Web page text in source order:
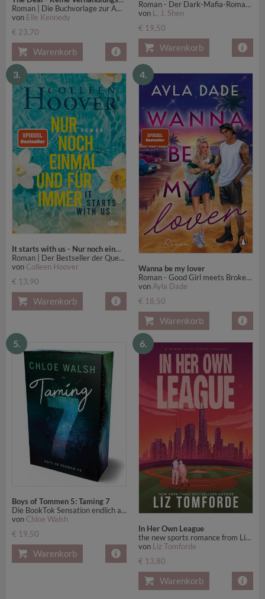
Roman | Die Buchvorlage zur Amazon Prime Serie | Der SPIEGEL-Bestseller #1
von Elle Kennedy
€ 23,70
Warenkorb
Roman - Der Dark-Mafia-Romance-Hype endlich auf Deutsch! Mit exklusivem Bonuskapitel!
von L. J. Shen
€ 19,50
Warenkorb
3.
It starts with us - Nur noch einmal und für immer
Roman | Der Bestseller der Queen of Love jetzt im Taschenbuch
von Colleen Hoover
€ 13,90
Warenkorb
4.
Wanna be my lover
Roman - Good Girl meets Broken Hero: die neue große Romance-Reihe der SPIEGEL-Bestsellerautorin - mit Stickerbogen in limitierter Auflage
von Ayla Dade
€ 18,50
Warenkorb
5.
Boys of Tommen 5: Taming 7
Die BookTok Sensation endlich auf Deutsch - farbiger Buchschnitt in limitierter Auflage
von Chloe Walsh
€ 19,50
Warenkorb
6.
In Her Own League
the new sports romance from Liz Tomforde
von Liz Tomforde
€ 13,80
Warenkorb